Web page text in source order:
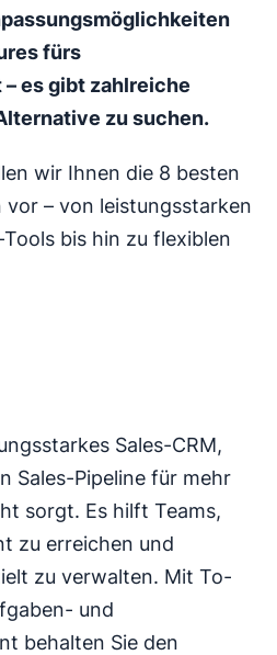
fürs
es gibt zahlreiche
zu suchen.
wir Ihnen die 8 besten
– von leistungsstarken
bis hin zu flexiblen
Sales-CRM,
Sales-Pipeline für mehr
sorgt. Es hilft Teams,
zu erreichen und
zu verwalten. Mit To-
und
behalten Sie den